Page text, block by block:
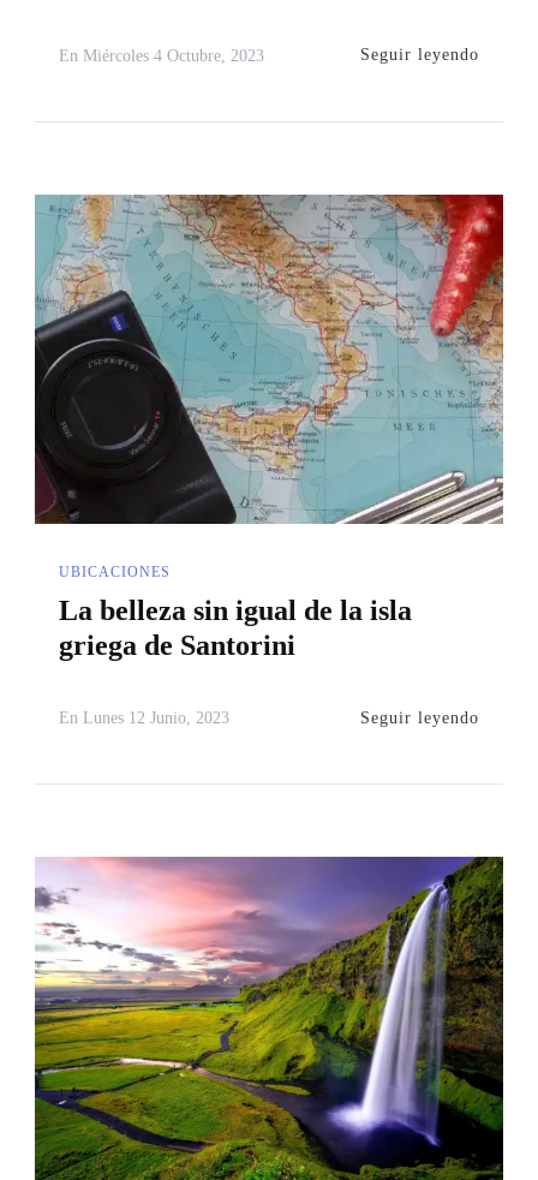
En Miércoles 4 Octubre, 2023 Seguir leyendo
UBICACIONES
La belleza sin igual de la isla
griega de Santorini
En Lunes 12 Junio, 2023 Seguir leyendo